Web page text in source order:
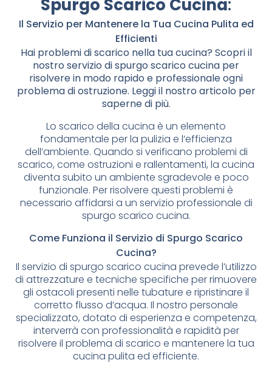
Spurgo Scarico Cucina:
Il Servizio per Mantenere la Tua Cucina Pulita ed
Efficienti
Hai problemi di scarico nella tua cucina? Scopri il
nostro servizio di spurgo scarico cucina per
risolvere in modo rapido e professionale ogni
problema di ostruzione. Leggi il nostro articolo per
saperne di più.
Lo scarico della cucina è un elemento
fondamentale per la pulizia e l’efficienza
dell’ambiente. Quando si verificano problemi di
scarico, come ostruzioni e rallentamenti, la cucina
diventa subito un ambiente sgradevole e poco
funzionale. Per risolvere questi problemi è
necessario affidarsi a un servizio professionale di
spurgo scarico cucina.
Come Funziona il Servizio di Spurgo Scarico
Cucina?
Il servizio di spurgo scarico cucina prevede l’utilizzo
di attrezzature e tecniche specifiche per rimuovere
gli ostacoli presenti nelle tubature e ripristinare il
corretto flusso d’acqua. Il nostro personale
specializzato, dotato di esperienza e competenza,
interverrà con professionalità e rapidità per
risolvere il problema di scarico e mantenere la tua
cucina pulita ed efficiente.